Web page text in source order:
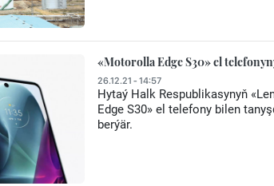
«Motorolla Edge S30» el
26.12.21 - 14:57
Hytaý Halk Respublikasynyň
Edge S30» el telefony bilen
berýär.